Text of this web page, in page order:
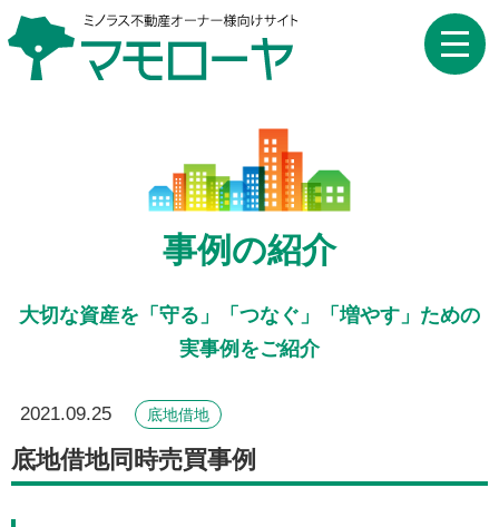
toggle
事例の紹介
大切な資産を「守る」「つなぐ」「増やす」ための
実事例をご紹介
2021.09.25 底地借地
底地借地同時売買事例